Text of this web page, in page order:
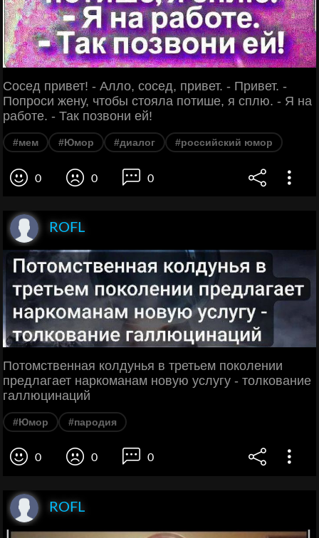
Сосед привет! - Алло, сосед, привет. - Привет. -
Попроси жену, чтобы стояла потише, я сплю. - Я на
работе. - Так позвони ей!
#мем #Юмор #диалог #российский юмор
0 0 0
ROFL
Потомственная колдунья в третьем поколении
предлагает наркоманам новую услугу - толкование
галлюцинаций
#Юмор #пародия
0 0 0
ROFL